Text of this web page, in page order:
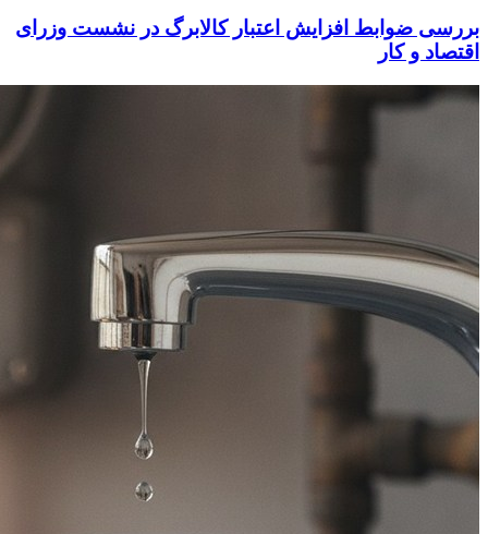
بررسی ضوابط افزایش اعتبار کالابرگ در نشست وزرای
اقتصاد و کار